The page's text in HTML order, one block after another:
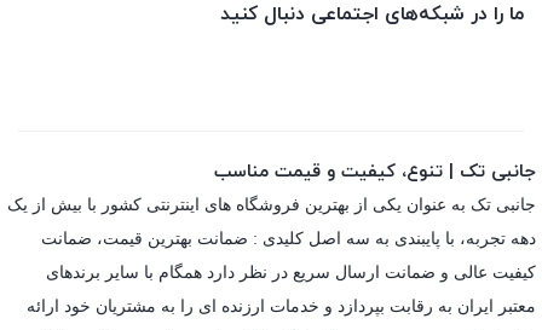
ما را در شبکه‌های اجتماعی دنبال کنید
جانبی تک | تنوع، کیفیت و قیمت مناسب
جانبی تک به عنوان یکی از بهترین فروشگاه های اینترنتی کشور با بیش از یک
دهه تجربه، با پایبندی به سه اصل کلیدی : ضمانت بهترین قیمت، ضمانت
کیفیت عالی و ضمانت ارسال سریع در نظر دارد همگام با سایر برندهای
معتبر ایران به رقابت بپردازد و خدمات ارزنده ای را به مشتریان خود ارائه